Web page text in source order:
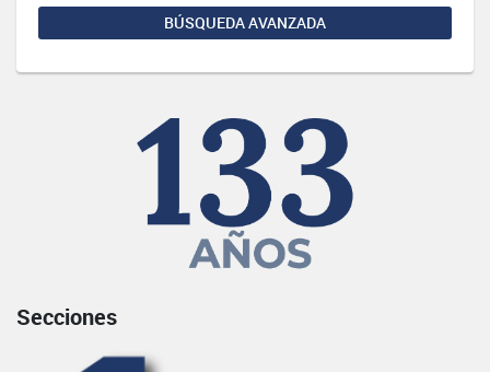
BÚSQUEDA AVANZADA
Secciones